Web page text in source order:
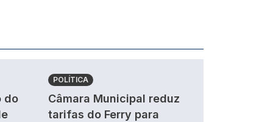
do
POLÍTICA
Câmara Municipal reduz
tarifas do Ferry para